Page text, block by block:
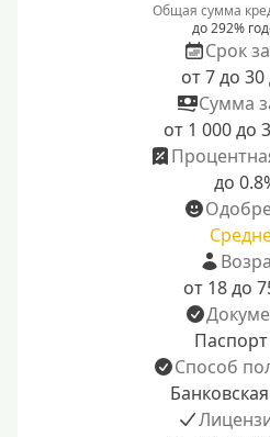
Общая сумма
до 292%
Срок
от 7 до
Сумма
от 1 000 до
до
от 18 до
Способ